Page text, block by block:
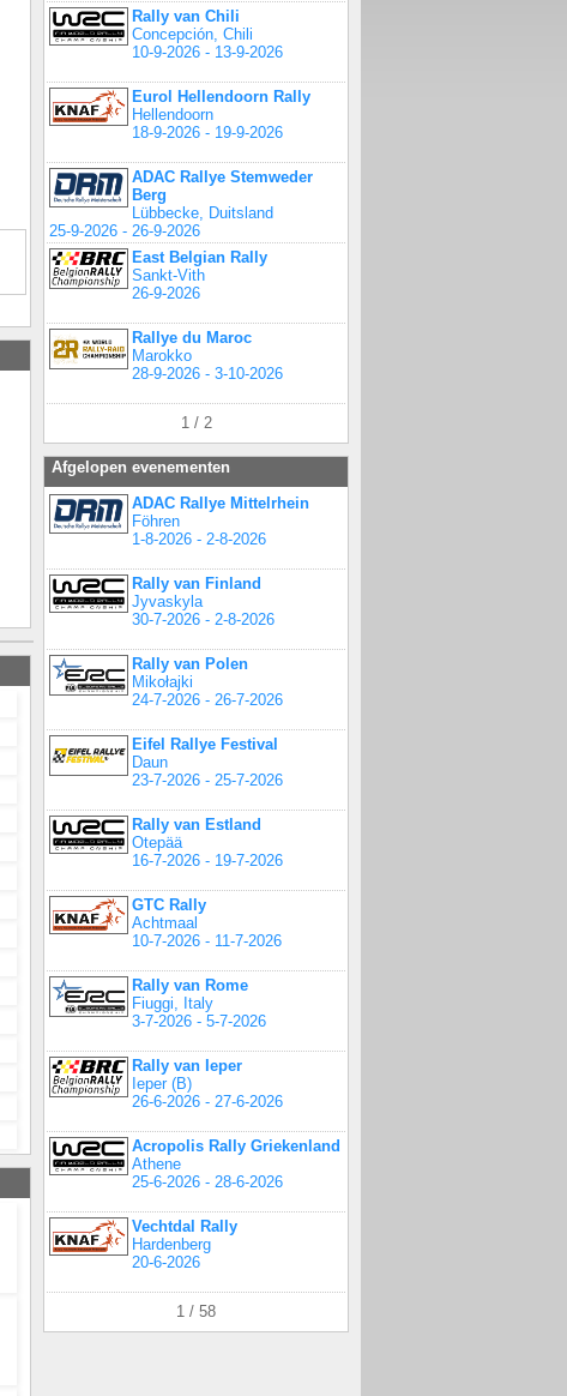
Rally van Chili
Concepción, Chili
10-9-2026 - 13-9-2026
Eurol Hellendoorn Rally
Hellendoorn
18-9-2026 - 19-9-2026
ADAC Rallye Stemweder
Berg
Lübbecke, Duitsland
25-9-2026 - 26-9-2026
East Belgian Rally
Sankt-Vith
26-9-2026
Rallye du Maroc
Marokko
28-9-2026 - 3-10-2026
1 / 2
Afgelopen evenementen
ADAC Rallye Mittelrhein
Föhren
1-8-2026 - 2-8-2026
Rally van Finland
Jyvaskyla
30-7-2026 - 2-8-2026
Rally van Polen
Mikołajki
24-7-2026 - 26-7-2026
Eifel Rallye Festival
Daun
23-7-2026 - 25-7-2026
Rally van Estland
Otepää
16-7-2026 - 19-7-2026
GTC Rally
Achtmaal
10-7-2026 - 11-7-2026
Rally van Rome
Fiuggi, Italy
3-7-2026 - 5-7-2026
Rally van Ieper
Ieper (B)
26-6-2026 - 27-6-2026
Acropolis Rally Griekenland
Athene
25-6-2026 - 28-6-2026
Vechtdal Rally
Hardenberg
20-6-2026
1 / 58